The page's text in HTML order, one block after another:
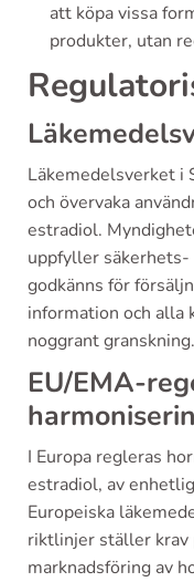
att köpa vissa
produkter, utan
Läkemedelsverket i
och övervaka
estradiol.
uppfyller
godkänns för
information och alla
noggrant granskning.
EU/EMA-
I Europa regleras
estradiol, av
Europeiska
riktlinjer ställer krav
marknadsföring av